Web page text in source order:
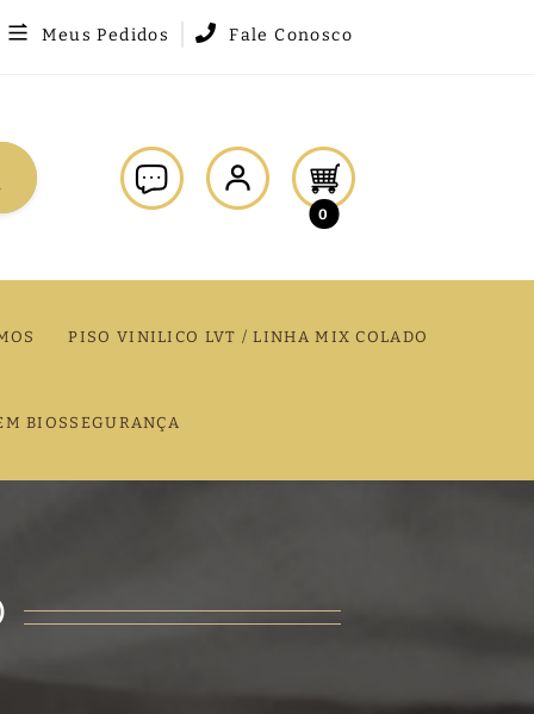
Meus Pedidos Fale Conosco
0
PISO VINILICO LVT / LINHA MIX COLADO
BIOSSEGURANÇA